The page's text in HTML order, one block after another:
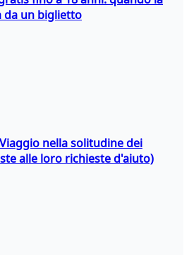
da un biglietto
nella solitudine dei
alle loro richieste d'aiuto)